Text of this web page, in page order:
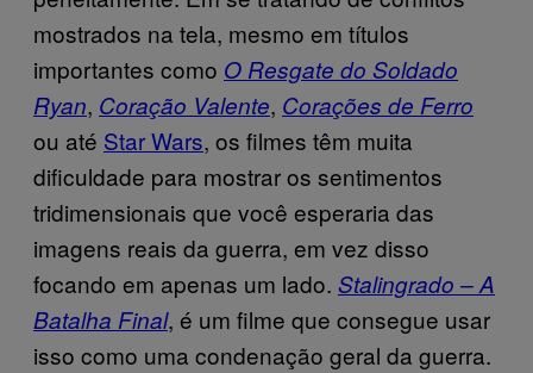
mostrados na tela, mesmo em títulos
importantes como O Resgate do Soldado
Ryan, Coração Valente, Corações de Ferro
ou até Star Wars, os filmes têm muita
dificuldade para mostrar os sentimentos
tridimensionais que você esperaria das
imagens reais da guerra, em vez disso
focando em apenas um lado. Stalingrado – A
Batalha Final, é um filme que consegue usar
isso como uma condenação geral da guerra.